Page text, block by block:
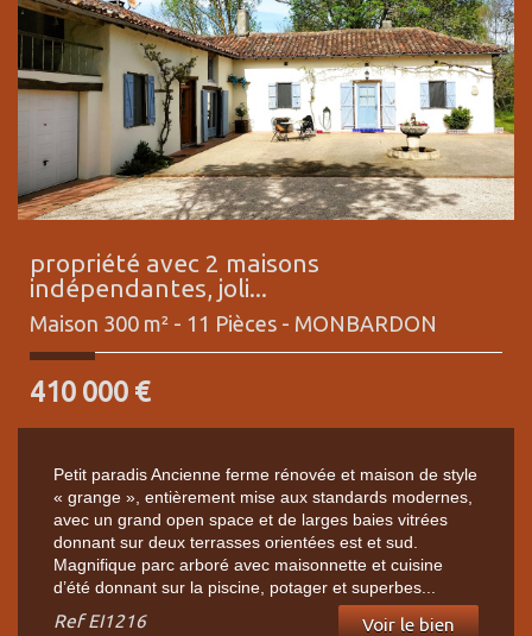
propriété avec 2 maisons
indépendantes, joli...
Maison 300 m² - 11 Pièces - MONBARDON
410 000 €
Petit paradis Ancienne ferme rénovée et maison de style
« grange », entièrement mise aux standards modernes,
avec un grand open space et de larges baies vitrées
donnant sur deux terrasses orientées est et sud.
Magnifique parc arboré avec maisonnette et cuisine
d’été donnant sur la piscine, potager et superbes...
RefEI1216 Voir le bien